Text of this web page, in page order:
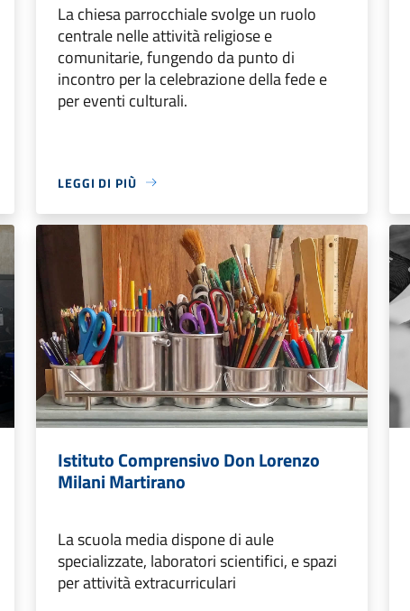
La chiesa parrocchiale svolge un ruolo
centrale nelle attività religiose e
comunitarie, fungendo da punto di
incontro per la celebrazione della fede e
per eventi culturali.
LEGGI DI PIÙ
Istituto Comprensivo Don Lorenzo
Milani Martirano
La scuola media dispone di aule
specializzate, laboratori scientifici, e spazi
per attività extracurriculari